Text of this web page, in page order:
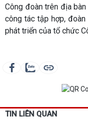
Công đoàn trên địa
công tác tập hợp,
phát triển của tổ chức
TIN LIÊN QUAN